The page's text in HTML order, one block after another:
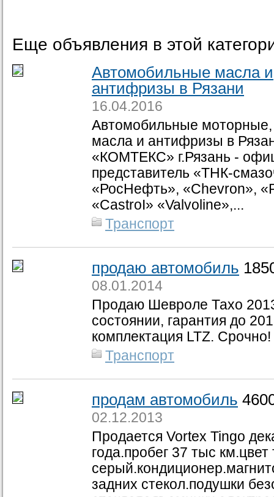
Еще объявления в этой
Автомобильные масла и
антифризы в Рязани
16.04.2016
Автомобильные
масла и антифризы в
«КОМТЕКС» г.Рязань -
представитель «ТНК-
«РосНефть», «Chevron»,
«CastroI» «Valvoline»,...
Транспорт
продаю автомобиль
08.01.2014
Продаю Шевроле Тахо
состоянии, гарантия до
комплектация LTZ. Срочно!
Транспорт
продам автомобиль
02.12.2013
Продается Vortex Tingo
года.пробег 37 тыс
задних стекол.подушки